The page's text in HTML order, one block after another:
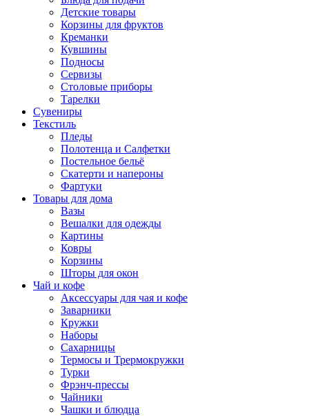
Детские товары
Корзины для фруктов
Креманки
Кувшины
Подносы
Сервизы
Столовые приборы
Тарелки
Сувениры
Текстиль
Пледы
Полотенца и Салфетки
Постельное бельё
Скатерти и напероны
Фартуки
Товары для дома
Вазы
Вешалки для одежды
Картины
Ковры
Корзины
Шторы для окон
Чай и кофе
Аксессуары для чая и кофе
Заварники
Кружки
Наборы
Сахарницы
Термосы и Трермокружки
Турки
Фрэнч-прессы
Чайники
Чашки и блюдца